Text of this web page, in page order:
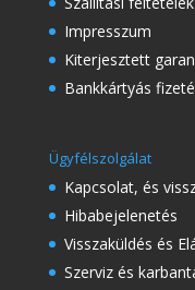
Impresszum
Kiterjesztett
Bankkártyás
Ügyfélszolgálat
Kapcsolat, és
Hibabejelenetés
Visszaküldés és
Szerviz és